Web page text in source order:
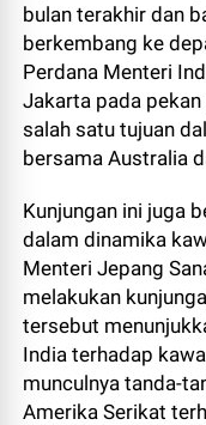
bulan terakhir dan
berkembang ke
Perdana Menteri
Jakarta pada
salah satu tujuan
bersama Australia
Kunjungan ini juga
dalam dinamika
Menteri Jepang
melakukan
tersebut
India terhadap
munculnya tanda-
Amerika Serikat